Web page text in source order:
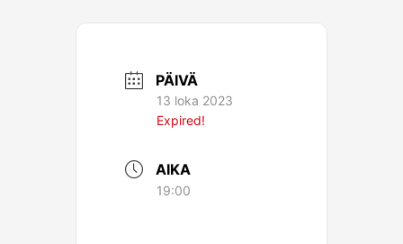
PÄIVÄ
13 loka 2023
Expired!
AIKA
19:00